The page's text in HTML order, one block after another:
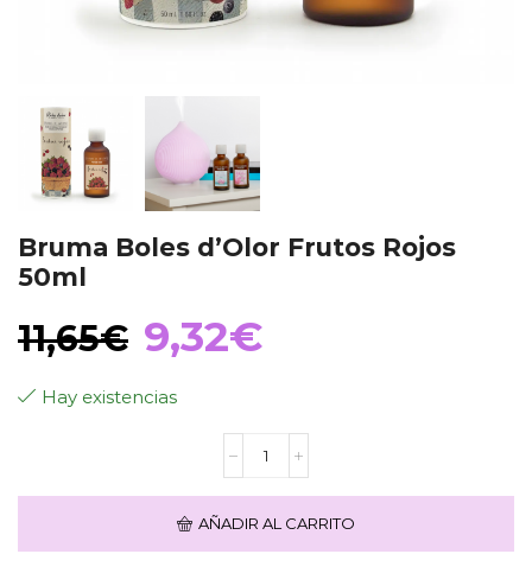
Bruma Boles d’Olor Frutos Rojos
50ml
11,65€ El
precio
original
era:
9,32€
actual
es:
Hay existencias
Rojos
50ml
AÑADIR AL CARRITO